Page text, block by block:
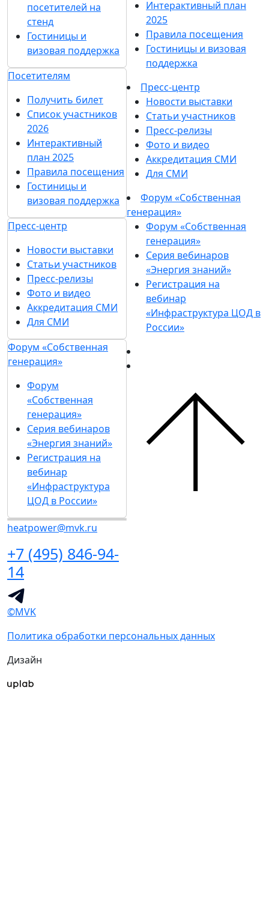
посетителей на
стенд
Гостиницы и
визовая поддержка
Посетителям
Получить билет
Список участников
2026
Интерактивный
план 2025
Правила посещения
Гостиницы и
визовая поддержка
Пресс-центр
Новости выставки
Статьи участников
Пресс-релизы
Фото и видео
Аккредитация СМИ
Для СМИ
Форум «Собственная
генерация»
Форум
«Собственная
генерация»
Серия вебинаров
«Энергия знаний»
Регистрация на
вебинар
«Инфраструктура
ЦОД в России»
heatpower@mvk.ru
+7 (495) 846-94-
14
Интерактивный план
2025
Правила посещения
Гостиницы и визовая
поддержка
Пресс-центр
Новости выставки
Статьи участников
Пресс-релизы
Фото и видео
Аккредитация СМИ
Для СМИ
Форум «Собственная
генерация»
Форум «Собственная
генерация»
Серия вебинаров
«Энергия знаний»
Регистрация на
вебинар
«Инфраструктура ЦОД в
России»
©MVK
Политика обработки персональных данных
Дизайн